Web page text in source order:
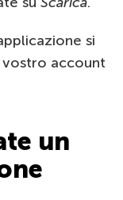
si
account
un